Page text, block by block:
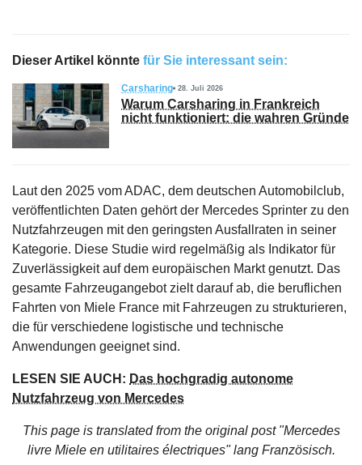
Dieser Artikel könnte für Sie interessant sein:
Carsharing 28. Juli 2026
Warum Carsharing in Frankreich
nicht funktioniert: die wahren Gründe
Laut den 2025 vom ADAC, dem deutschen Automobilclub,
veröffentlichten Daten gehört der Mercedes Sprinter zu den
Nutzfahrzeugen mit den geringsten Ausfallraten in seiner
Kategorie. Diese Studie wird regelmäßig als Indikator für
Zuverlässigkeit auf dem europäischen Markt genutzt. Das
gesamte Fahrzeugangebot zielt darauf ab, die beruflichen
Fahrten von Miele France mit Fahrzeugen zu strukturieren,
die für verschiedene logistische und technische
Anwendungen geeignet sind.
LESEN SIE AUCH: Das hochgradig autonome
Nutzfahrzeug von Mercedes
This page is translated from the original post "Mercedes
livre Miele en utilitaires électriques"lang Französisch.